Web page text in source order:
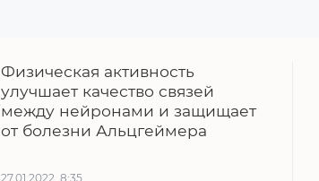
Физическая активность
улучшает качество связей
между нейронами и защищает
от болезни Альцгеймера
27.01.2022, 8:35